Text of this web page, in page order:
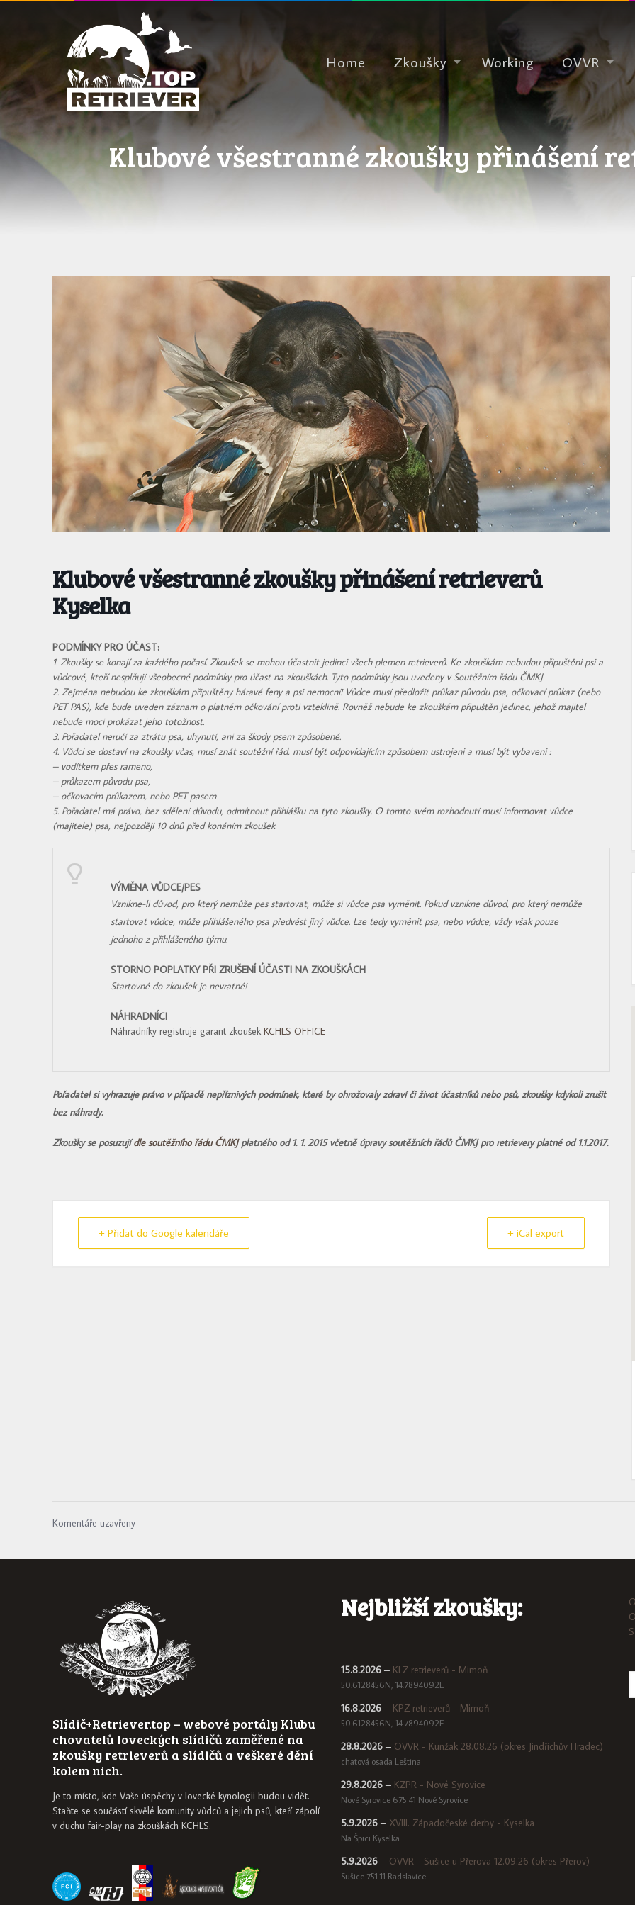
Home Zkoušky Working OVVR
Klubové všestranné zkoušky přinášení
Klubové všestranné zkoušky přinášení retrieverů
Kyselka
PODMÍNKY PRO ÚČAST:
1. Zkoušky se konají za každého počasí. Zkoušek se mohou účastnit jedinci všech plemen retrieverů. Ke zkouškám nebudou připuštěni psi a
vůdcové, kteří nesplňují všeobecné podmínky pro účast na zkouškách. Tyto podmínky jsou uvedeny v Soutěžním řádu ČMKJ.
2. Zejména nebudou ke zkouškám připuštěny háravé feny a psi nemocní! Vůdce musí předložit průkaz původu psa, očkovací průkaz (nebo
PET PAS), kde bude uveden záznam o platném očkování proti vzteklině. Rovněž nebude ke zkouškám připuštěn jedinec, jehož majitel
nebude moci prokázat jeho totožnost.
3. Pořadatel neručí za ztrátu psa, uhynutí, ani za škody psem způsobené.
4. Vůdci se dostaví na zkoušky včas, musí znát soutěžní řád, musí být odpovídajícím způsobem ustrojeni a musí být vybaveni :
– vodítkem přes rameno,
– průkazem původu psa,
– očkovacím průkazem, nebo PET pasem
5. Pořadatel má právo, bez sdělení důvodu, odmítnout přihlášku na tyto zkoušky. O tomto svém rozhodnutí musí informovat vůdce
(majitele) psa, nejpozději 10 dnů před konáním zkoušek
VÝMĚNA VŮDCE/PES
Vznikne-li důvod, pro který nemůže pes startovat, může si vůdce psa vyměnit. Pokud vznikne důvod, pro který nemůže
startovat vůdce, může přihlášeného psa předvést jiný vůdce. Lze tedy vyměnit psa, nebo vůdce, vždy však pouze
jednoho z přihlášeného týmu.
STORNO POPLATKY PŘI ZRUŠENÍ ÚČASTI NA ZKOUŠKÁCH
Startovné do zkoušek je nevratné!
NÁHRADNÍCI
Náhradníky registruje garant zkoušek KCHLS OFFICE
Pořadatel si vyhrazuje právo v případě nepříznivých podmínek, které by ohrožovaly zdraví či život účastníků nebo psů, zkoušky kdykoli zrušit
bez náhrady.
Zkoušky se posuzujídle soutěžního řádu ČMKJplatného od 1. 1. 2015 včetně úpravy soutěžních řádů ČMKJ pro retrievery platné od 1.1.2017.
+ Přidat do Google kalendáře + iCal export
Komentáře uzavřeny
Slídič+Retriever.top – webové portály Klubu
chovatelů loveckých slídičů zaměřené na
zkoušky retrieverů a slídičů a veškeré dění
kolem nich.
Je to místo, kde Vaše úspěchy v lovecké kynologii budou vidět.
Staňte se součástí skvělé komunity vůdců a jejich psů, kteří zápolí
v duchu fair-play na zkouškách KCHLS.
Nejbližší zkoušky:
15.8.2026– KLZ retrieverů - Mimoň
50.6128456N, 14.7894092E
16.8.2026– KPZ retrieverů - Mimoň
50.6128456N, 14.7894092E
28.8.2026– OVVR - Kunžak 28.08.26 (okres Jindřichův Hradec)
chatová osada Leština
29.8.2026– KZPR - Nové Syrovice
Nové Syrovice 675 41 Nové Syrovice
5.9.2026– XVIII. Západočeské derby - Kyselka
Na Špici Kyselka
5.9.2026– OVVR - Sušice u Přerova 12.09.26 (okres Přerov)
Sušice 751 11 Radslavice